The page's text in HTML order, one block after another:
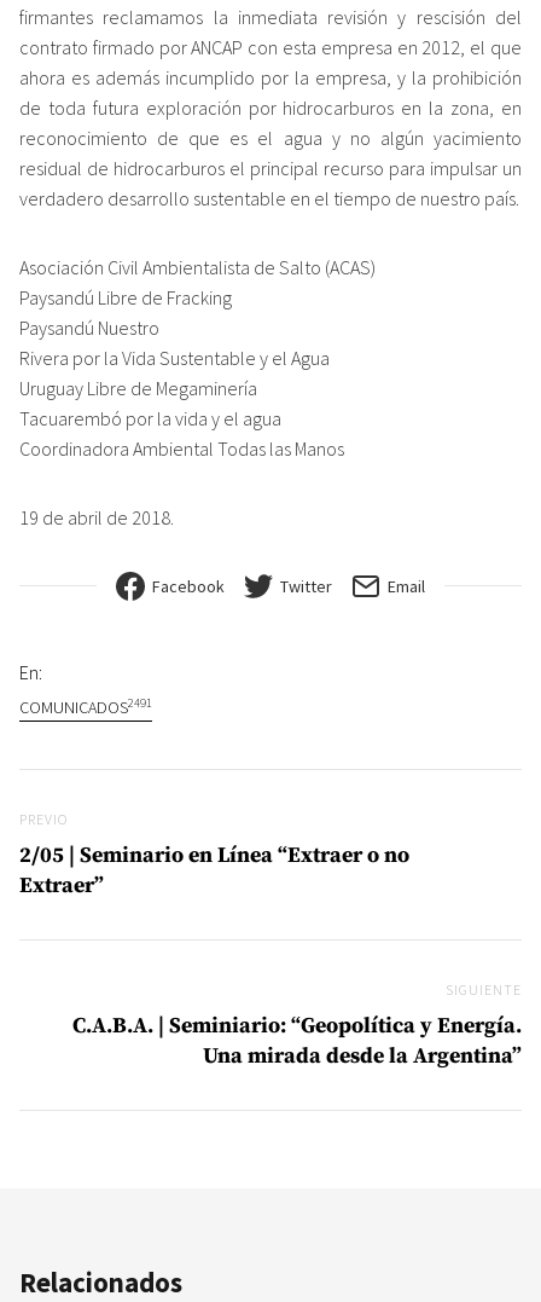
firmantes reclamamos la inmediata revisión y rescisión del
contrato firmado por ANCAP con esta empresa en 2012, el que
ahora es además incumplido por la empresa, y la prohibición
de toda futura exploración por hidrocarburos en la zona, en
reconocimiento de que es el agua y no algún yacimiento
residual de hidrocarburos el principal recurso para impulsar un
verdadero desarrollo sustentable en el tiempo de nuestro país.
Asociación Civil Ambientalista de Salto (ACAS)
Paysandú Libre de Fracking
Paysandú Nuestro
Rivera por la Vida Sustentable y el Agua
Uruguay Libre de Megaminería
Tacuarembó por la vida y el agua
Coordinadora Ambiental Todas las Manos
19 de abril de 2018.
Facebook Twitter Email
En:
COMUNICADOS2491
Previo
PREVIO
2/05 | Seminario en Línea “Extraer o no
Extraer”
SIGUIENTE
C.A.B.A. | Seminiario: “Geopolítica y Energía.
Una mirada desde la Argentina”
Relacionados